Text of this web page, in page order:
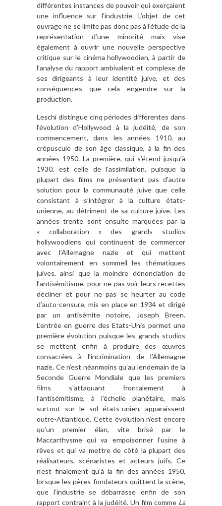
différentes instances de pouvoir qui exerçaient
une influence sur l’industrie. L’objet de cet
ouvrage ne se limite pas donc pas à l’étude de la
représentation d’une minorité mais vise
également à ouvrir une nouvelle perspective
critique sur le cinéma hollywoodien, à partir de
l’analyse du rapport ambivalent et complexe de
ses dirigeants à leur identité juive, et des
conséquences que cela engendre sur la
production.
Leschi distingue cinq périodes différentes dans
l’évolution d’Hollywood à la judéité, de son
commencement, dans les années 1910, au
crépuscule de son âge classique, à la fin des
années 1950. La première, qui s’étend jusqu’à
1930, est celle de l’assimilation, puisque la
plupart des films ne présentent pas d’autre
solution pour la communauté juive que celle
consistant à s’intégrer à la culture états-
unienne, au détriment de sa culture juive. Les
années trente sont ensuite marquées par la
« collaboration » des grands studios
hollywoodiens qui continuent de commercer
avec l’Allemagne nazie et qui mettent
volontairement en sommeil les thématiques
juives, ainsi que la moindre dénonciation de
l’antisémitisme, pour ne pas voir leurs recettes
décliner et pour ne pas se heurter au code
d’auto-censure, mis en place en 1934 et dirigé
par un antisémite notoire, Joseph Breen.
L’entrée en guerre des Etats-Unis permet une
première évolution puisque les grands studios
se mettent enfin à produire des œuvres
consacrées à l’incrimination de l’Allemagne
nazie. Ce n’est néanmoins qu’au lendemain de la
Seconde Guerre Mondiale que les premiers
films s’attaquant frontalement à
l’antisémitisme, à l’échelle planétaire, mais
surtout sur le sol états-unien, apparaissent
outre-Atlantique. Cette évolution n’est encore
qu’un premier élan, vite brisé par le
Maccarthysme qui va empoisonner l’usine à
rêves et qui va mettre de côté la plupart des
réalisateurs, scénaristes et acteurs juifs. Ce
n’est finalement qu’à la fin des années 1950,
lorsque les pères fondateurs quittent la scène,
que l’industrie se débarrasse enfin de son
rapport contraint à la judéité. Un film comme La